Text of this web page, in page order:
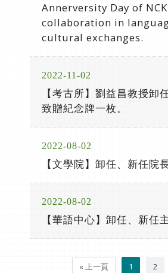
Annerversity Day of
collaboration in
cultural exchanges.
2022-11-02
【考古所】劉益昌教授卸
致贈紀念牌一枚。
2022-08-02
【文學院】卸任、新任院
2022-08-02
【華語中心】卸任、新任
« 上一頁 1 2